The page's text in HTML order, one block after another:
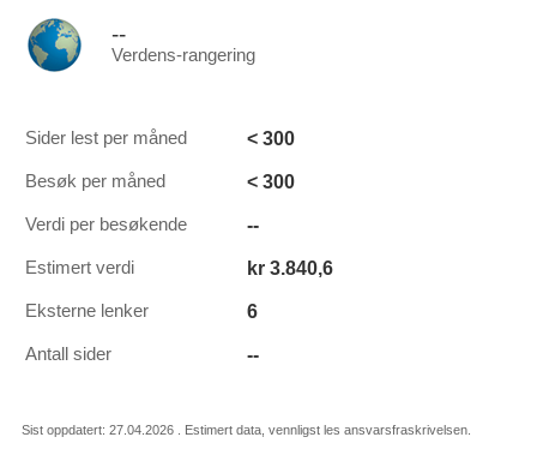
--
Verdens-rangering
Sider lest per måned < 300
Besøk per måned < 300
Verdi per besøkende --
Estimert verdi kr 3.840,6
Eksterne lenker 6
Antall sider --
Sist oppdatert: 27.04.2026 . Estimert data, vennligst les ansvarsfraskrivelsen.